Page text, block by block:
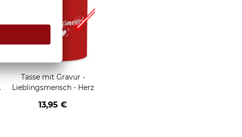
Tasse mit Gravur -
Lieblingsmensch - Herz
13,95 €